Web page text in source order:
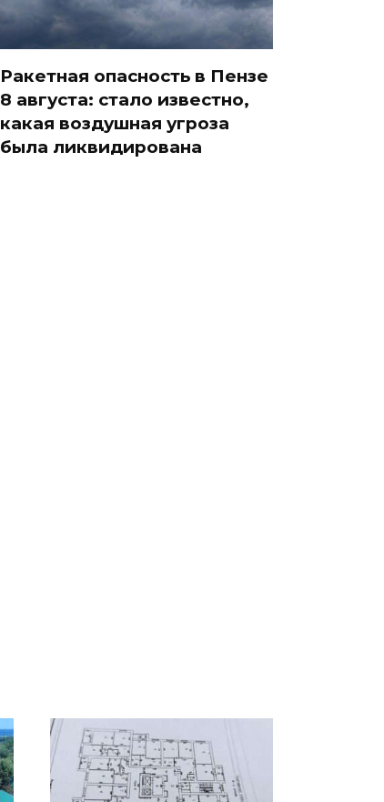
Ракетная опасность в Пензе
8 августа: стало известно,
какая воздушная угроза
была ликвидирована